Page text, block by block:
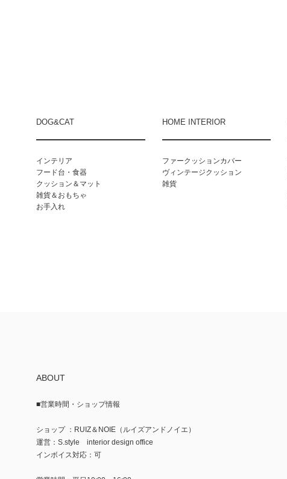
DOG&CAT
インテリア
フード台・食器
クッション＆マット
雑貨＆おもちゃ
お手入れ
HOME INTERIOR
ファークッションカバー
ヴィンテージクッション
雑貨
ABOUT
■営業時間・ショップ情報
ショップ ：RUIZ＆NOIE（ルイズアンドノイエ）
運営：S.style interior design office
インボイス対応：可